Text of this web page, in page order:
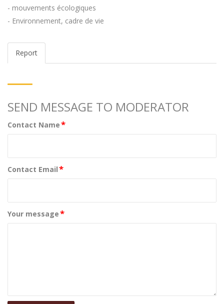
- mouvements écologiques
- Environnement, cadre de vie
Report
SEND MESSAGE TO MODERATOR
Contact Name*
Contact Email*
Your message*